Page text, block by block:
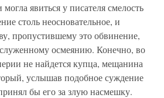
явиться у писателя смелость
столь неосновательное, и
пропустившему это обвинение,
осмеянию. Конечно, во
не найдется купца, мещанина
услышав подобное суждение
бы его за злую насмешку.